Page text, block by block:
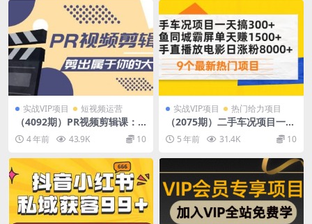
实战VIP项目 短视频运营
（4092期）PR视频剪辑课：
各种剪辑与视频特效玩法，剪
出属于你的大片
4 年前 43.9K 10
实战VIP项目 热门给力项目
（2075期）二手车况项目一天
搞300+闲鱼同城霸屏单天赚15
00+快手直播放电影日涨粉800
5 年前 31.4K 10